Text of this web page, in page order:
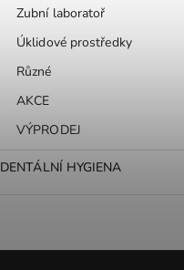
Zubní laboratoř
Úklidové prostředky
Různé
AKCE
VÝPRODEJ
DENTÁLNÍ HYGIENA